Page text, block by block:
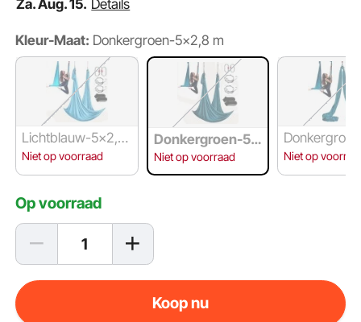
Za. Aug. 15. Details
Kleur-Maat: Donkergroen-5x2,8 m
Lichtblauw-5x2,8
m
Niet op voorraad
Donkergroen-5x
2,8 m
Niet op voorraad
8 m
Niet op
Op voorraad
Koop nu